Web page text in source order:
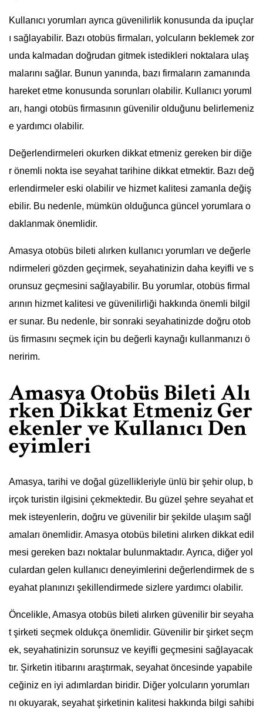
Kullanıcı yorumları ayrıca güvenilirlik konusunda da ipuçlar
ı sağlayabilir. Bazı otobüs firmaları, yolcuların beklemek zor
unda kalmadan doğrudan gitmek istedikleri noktalara ulaş
malarını sağlar. Bunun yanında, bazı firmaların zamanında
hareket etme konusunda sorunları olabilir. Kullanıcı yoruml
arı, hangi otobüs firmasının güvenilir olduğunu belirlemeniz
e yardımcı olabilir.
Değerlendirmeleri okurken dikkat etmeniz gereken bir diğe
r önemli nokta ise seyahat tarihine dikkat etmektir. Bazı değ
erlendirmeler eski olabilir ve hizmet kalitesi zamanla değiş
ebilir. Bu nedenle, mümkün olduğunca güncel yorumlara o
daklanmak önemlidir.
Amasya otobüs bileti alırken kullanıcı yorumları ve değerle
ndirmeleri gözden geçirmek, seyahatinizin daha keyifli ve s
orunsuz geçmesini sağlayabilir. Bu yorumlar, otobüs firmal
arının hizmet kalitesi ve güvenilirliği hakkında önemli bilgil
er sunar. Bu nedenle, bir sonraki seyahatinizde doğru otob
üs firmasını seçmek için bu değerli kaynağı kullanmanızı ö
neririm.
Amasya Otobüs Bileti Alı
rken Dikkat Etmeniz Ger
ekenler ve Kullanıcı Den
eyimleri
Amasya, tarihi ve doğal güzellikleriyle ünlü bir şehir olup, b
irçok turistin ilgisini çekmektedir. Bu güzel şehre seyahat et
mek isteyenlerin, doğru ve güvenilir bir şekilde ulaşım sağl
amaları önemlidir. Amasya otobüs biletini alırken dikkat edil
mesi gereken bazı noktalar bulunmaktadır. Ayrıca, diğer yol
culardan gelen kullanıcı deneyimlerini değerlendirmek de s
eyahat planınızı şekillendirmede sizlere yardımcı olabilir.
Öncelikle, Amasya otobüs bileti alırken güvenilir bir seyaha
t şirketi seçmek oldukça önemlidir. Güvenilir bir şirket seçm
ek, seyahatinizin sorunsuz ve keyifli geçmesini sağlayacak
tır. Şirketin itibarını araştırmak, seyahat öncesinde yapabile
ceğiniz en iyi adımlardan biridir. Diğer yolcuların yorumları
nı okuyarak, seyahat şirketinin kalitesi hakkında bilgi sahibi